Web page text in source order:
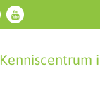
Kenniscentrum